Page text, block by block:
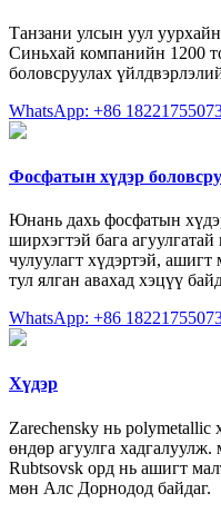
Танзани улсын уул
Синьхай компанийн 1200
боловсруулах
WhatsApp: +86
Фосфатын хүдэр
Юнань дахь фосфатын
ширхэгтэй бага
чулуулагт хүдэртэй,
тул ялган авахад хэцүү
WhatsApp: +86
Хүдэр
Zarechensky нь polymetallic
өндөр агуулга хадгалуулж.
Rubtsovsk орд нь ашигт
мөн Алс Дорнодод байдаг.